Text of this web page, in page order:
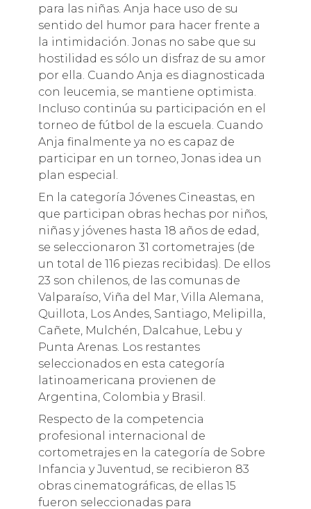
para las niñas. Anja hace uso de su
sentido del humor para hacer frente a
la intimidación. Jonas no sabe que su
hostilidad es sólo un disfraz de su amor
por ella. Cuando Anja es diagnosticada
con leucemia, se mantiene optimista.
Incluso continúa su participación en el
torneo de fútbol de la escuela. Cuando
Anja finalmente ya no es capaz de
participar en un torneo, Jonas idea un
plan especial.
En la categoría Jóvenes Cineastas, en
que participan obras hechas por niños,
niñas y jóvenes hasta 18 años de edad,
se seleccionaron 31 cortometrajes (de
un total de 116 piezas recibidas). De ellos
23 son chilenos, de las comunas de
Valparaíso, Viña del Mar, Villa Alemana,
Quillota, Los Andes, Santiago, Melipilla,
Cañete, Mulchén, Dalcahue, Lebu y
Punta Arenas. Los restantes
seleccionados en esta categoría
latinoamericana provienen de
Argentina, Colombia y Brasil.
Respecto de la competencia
profesional internacional de
cortometrajes en la categoría de Sobre
Infancia y Juventud, se recibieron 83
obras cinematográficas, de ellas 15
fueron seleccionadas para